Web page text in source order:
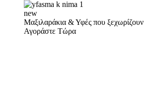
new
Μαξιλαράκια & Υφές που ξεχωρίζουν
Αγοράστε Τώρα